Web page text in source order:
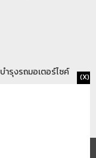
ำรุงรถมอเตอร์ไซค์
(X)